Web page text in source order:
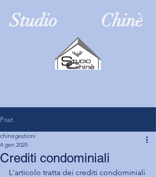
Studio Chinè
Post
Crediti condominiali
chinegestioni
4 gen 2025
L'articolo tratta dei crediti condominiali